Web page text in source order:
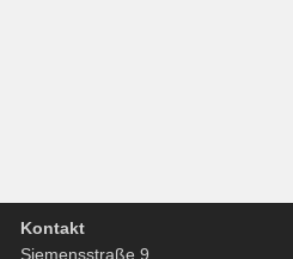
Kontakt
Siemensstraße 9